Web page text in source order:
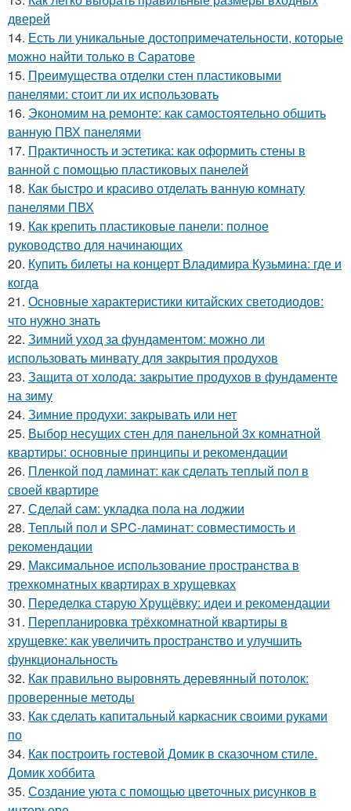
дверей
14. Есть ли уникальные достопримечательности, которые
можно найти только в Саратове
15. Преимущества отделки стен пластиковыми
панелями: стоит ли их использовать
16. Экономим на ремонте: как самостоятельно обшить
ванную ПВХ панелями
17. Практичность и эстетика: как оформить стены в
ванной с помощью пластиковых панелей
18. Как быстро и красиво отделать ванную комнату
панелями ПВХ
19. Как крепить пластиковые панели: полное
руководство для начинающих
20. Купить билеты на концерт Владимира Кузьмина: где и
когда
21. Основные характеристики китайских светодиодов:
что нужно знать
22. Зимний уход за фундаментом: можно ли
использовать минвату для закрытия продухов
23. Защита от холода: закрытие продухов в фундаменте
на зиму
24. Зимние продухи: закрывать или нет
25. Выбор несущих стен для панельной 3х комнатной
квартиры: основные принципы и рекомендации
26. Пленкой под ламинат: как сделать теплый пол в
своей квартире
27. Сделай сам: укладка пола на лоджии
28. Теплый пол и SPC-ламинат: совместимость и
рекомендации
29. Максимальное использование пространства в
трехкомнатных квартирах в хрущевках
30. Переделка старую Хрущёвку: идеи и рекомендации
31. Перепланировка трёхкомнатной квартиры в
хрущевке: как увеличить пространство и улучшить
функциональность
32. Как правильно выровнять деревянный потолок:
проверенные методы
33. Как сделать капитальный каркасник своими руками
по
34. Как построить гостевой Домик в сказочном стиле.
Домик хоббита
35. Создание уюта с помощью цветочных рисунков в